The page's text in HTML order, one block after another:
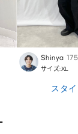
Shinya
サイズ:XL
スタ